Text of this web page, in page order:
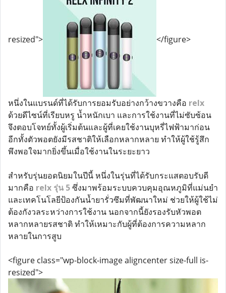
resized"> </figure>
หนึ่งในแบรนด์ที่ได้รับการยอมรับอย่างกว้างขวางคือ relx
ด้วยดีไซน์ที่เรียบหรู น้ำหนักเบา และการใช้งานที่ไม่ซับซ้อน
จึงตอบโจทย์ทั้งผู้เริ่มต้นและผู้ที่เคยใช้งานบุหรี่ไฟฟ้ามาก่อน
อีกทั้งตัวพอตยังมีรสชาติให้เลือกหลากหลาย ทำให้ผู้ใช้รู้สึก
พึงพอใจมากยิ่งขึ้นเมื่อใช้งานในระยะยาว
สำหรับรุ่นยอดนิยมในปีนี้ หนึ่งในรุ่นที่ได้รับกระแสตอบรับดี
มากคือ relx รุ่น 5ซึ่งมาพร้อมระบบควบคุมอุณหภูมิที่แม่นยำ
และเทคโนโลยีป้องกันน้ำยารั่วซึมที่พัฒนาใหม่ ช่วยให้ผู้ใช้ไม่
ต้องกังวลระหว่างการใช้งาน นอกจากนี้ยังรองรับหัวพอต
หลากหลายรสชาติ ทำให้เหมาะกับผู้ที่ต้องการความหลาก
หลายในการสูบ
<figure class="wp-block-image aligncenter size-full is-
resized">